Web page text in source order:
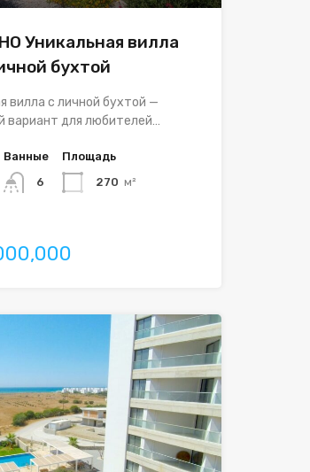
Уникальная вилла
бухтой
вилла с личной бухтой —
вариант для любителей…
Ванные
6
Площадь
270 м²